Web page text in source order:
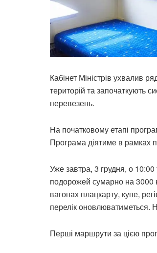
Кабінет Міністрів ухвалив
територій та започаткують
перевезень.
На початковому етапі
Програма діятиме в рамках
Уже завтра, 3 грудня, о
подорожей сумарно на 3000
вагонах плацкарту, купе,
перелік оновлюватиметься.
Перші маршрути за цією